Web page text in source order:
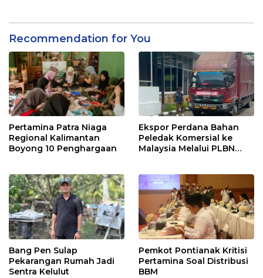
Recommendation for You
Pertamina Patra Niaga
Regional Kalimantan
Boyong 10 Penghargaan
Ekspor Perdana Bahan
Peledak Komersial ke
Malaysia Melalui PLBN
Bang Pen Sulap
Pekarangan Rumah Jadi
Sentra Kelulut
Pemkot Pontianak Kritisi
Pertamina Soal Distribusi
BBM